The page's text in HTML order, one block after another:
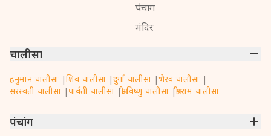
पंचांग
मंदिर
चालीसा
हनुमान चालीसा |शिव चालीसा |दुर्गा चालीसा | भैरव चालीसा |
सरस्वती चालीसा |पार्वती चालीसा |श्री विष्णु चालीसा |श्री राम चालीसा
पंचांग